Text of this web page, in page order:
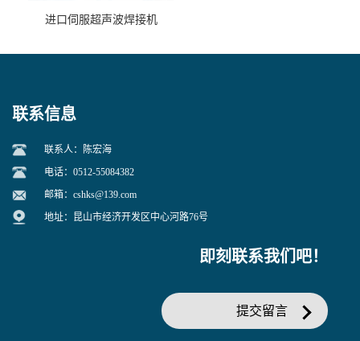
进口伺服超声波焊接机
联系信息
联系人：陈宏海
电话：0512-55084382
邮箱： cshks@139.com
地址：昆山市经济开发区中心河路76号
即刻联系我们吧！
提交留言